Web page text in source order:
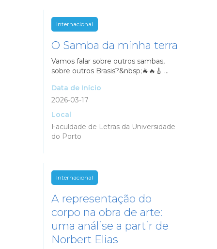
Internacional
O Samba da minha terra
Vamos falar sobre outros sambas,
sobre outros Brasis?&nbsp;🐐🔥🎸 ...
Data de Início
2026-03-17
Local
Faculdade de Letras da Universidade
do Porto
Internacional
A representação do
corpo na obra de arte:
uma análise a partir de
Norbert Elias